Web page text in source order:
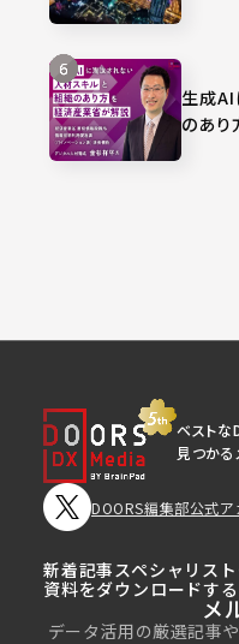
生成AI
のあ
ベストな
見つかる
DOORS編集部公式ア
新着記事スペシャリス
資料をダウンロードする
メ
データ活用の厳選記事